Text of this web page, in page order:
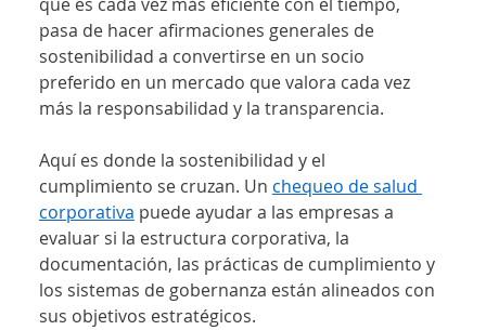
pasa de hacer afirmaciones generales de
sostenibilidad a convertirse en un socio
preferido en un mercado que valora cada vez
más la responsabilidad y la transparencia.
Aquí es donde la sostenibilidad y el
cumplimiento se cruzan. Un chequeo de salud
corporativa puede ayudar a las empresas a
evaluar si la estructura corporativa, la
documentación, las prácticas de cumplimiento y
los sistemas de gobernanza están alineados con
sus objetivos estratégicos.